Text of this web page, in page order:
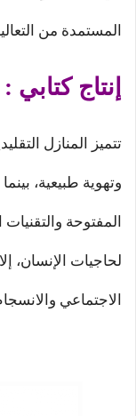
المستمدة من
إنتاج كتابي :
تتميز المنازل
وتهوية طبيعية،
المفتوحة
لحاجيات الإنسان،
الاجتماعي